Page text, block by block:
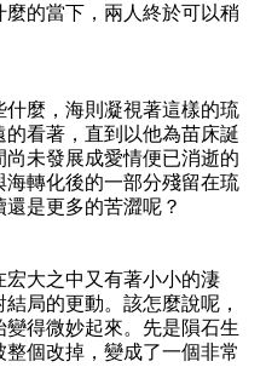
的當下，兩人終於可以稍
麼，海則凝視著這樣的琉
看著，直到以他為苗床誕
未發展成愛情便已消逝的
轉化後的一部分殘留在琉
是更多的苦澀呢？
大之中又有著小小的淒
局的更動。該怎麼說呢，
得微妙起來。先是隕石生
個改掉，變成了一個非常